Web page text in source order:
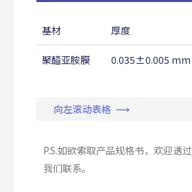
基材 厚度
聚醯亚胺膜 0.035±0.005 mm
向左滚动表格 ⟶
P.S.如欲索取产品规格书，欢迎透过
我们联系。